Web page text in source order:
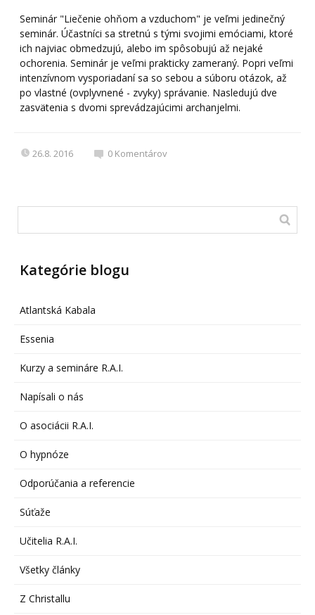
Seminár "Liečenie ohňom a vzduchom" je veľmi jedinečný
seminár. Účastníci sa stretnú s tými svojimi emóciami, ktoré
ich najviac obmedzujú, alebo im spôsobujú až nejaké
ochorenia. Seminár je veľmi prakticky zameraný. Popri veľmi
intenzívnom vysporiadaní sa so sebou a súboru otázok, až
po vlastné (ovplyvnené - zvyky) správanie. Nasledujú dve
zasvätenia s dvomi sprevádzajúcimi archanjelmi.
26.8. 2016 0 Komentárov
Kategórie blogu
Atlantská Kabala
Essenia
Kurzy a semináre R.A.I.
Napísali o nás
O asociácii R.A.I.
O hypnóze
Odporúčania a referencie
Súťaže
Učitelia R.A.I.
Všetky články
Z Christallu